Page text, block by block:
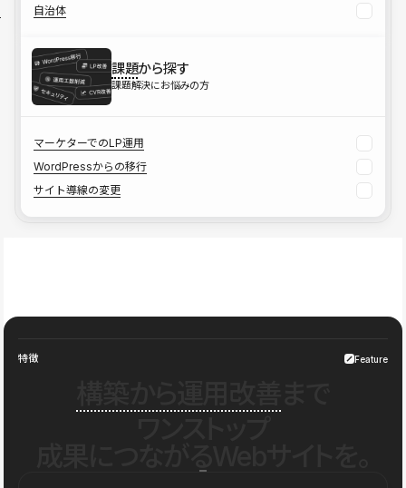
自治体
課題から探す
課題解決にお悩みの方
マーケターでのLP運用
WordPressからの移行
サイト導線の変更
特徴 Feature